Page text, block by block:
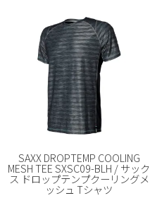
SAXX DROPTEMP COOLING
MESH TEE SXSC09-BLH / サック
ス ドロップテンプクーリングメ
ッシュ Tシャツ